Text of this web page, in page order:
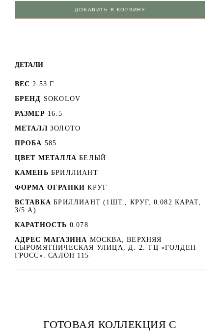
ДОБАВИТЬ В КОРЗИНУ
ДЕТАЛИ
ВЕС 2.53 Г
БРЕНД SOKOLOV
РАЗМЕР 16.5
МЕТАЛЛ ЗОЛОТО
ПРОБА 585
ЦВЕТ МЕТАЛЛА БЕЛЫЙ
КАМЕНЬ БРИЛЛИАНТ
ФОРМА ОГРАНКИ КРУГ
ВСТАВКА БРИЛЛИАНТ (1ШТ., КРУГ, 0.082 КАРАТ,
3/5 А)
КАРАТНОСТЬ 0.078
АДРЕС МАГАЗИНА МОСКВА, ВЕРХНЯЯ
СЫРОМЯТНИЧЕСКАЯ УЛИЦА, Д. 2. ТЦ «ГОЛДЕН
ГРОСС». САЛОН 115
ГОТОВАЯ КОЛЛЕКЦИЯ С